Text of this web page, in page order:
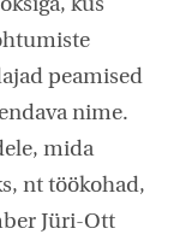
kus
peamised
nime.
mida
nt töökohad,
Jüri-Ott